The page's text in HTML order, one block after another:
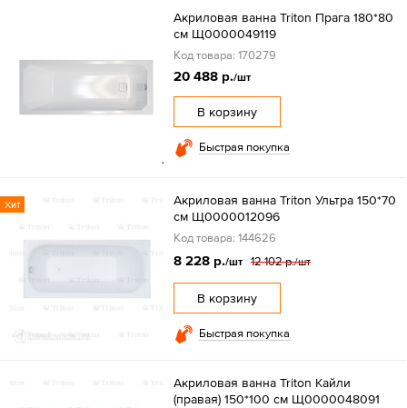
Акриловая ванна Triton Прага 180*80
см Щ0000049119
Код товара: 170279
20 488 р./шт
В корзину
Быстрая покупка
Хит
Акриловая ванна Triton Ультра 150*70
см Щ0000012096
Код товара: 144626
8 228 р./шт 12 102 р./шт
В корзину
Быстрая покупка
Акриловая ванна Triton Кайли
(правая) 150*100 см Щ0000048091